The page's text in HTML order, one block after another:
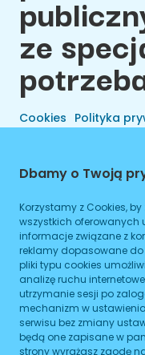
ze
Cookies Polityka
Dbamy o Twoją
Korzystamy z Cookies,
wszystkich oferowanych
informacje związane z
reklamy dopasowane do
pliki typu cookies
analizę ruchu
utrzymanie sesji po
mechanizm w
serwisu bez zmiany
będą one zapisane w
strony wyrażasz zgodę
Wszelkie Prawa
Wykonanie